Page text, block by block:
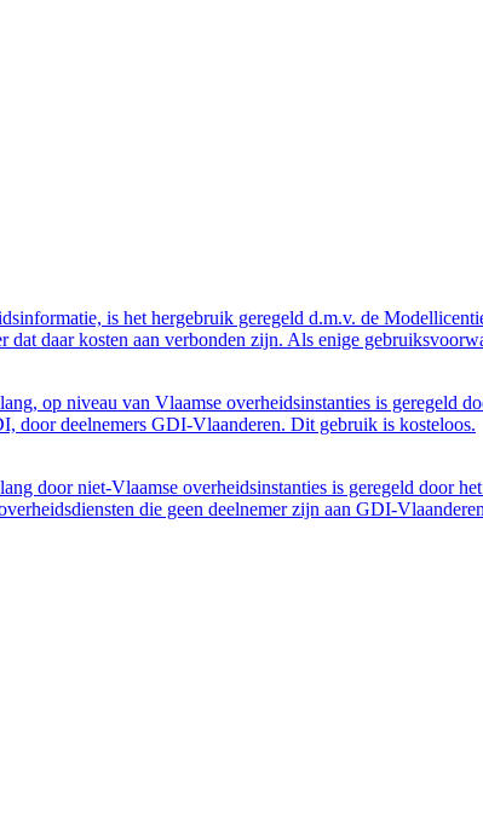
is het hergebruik geregeld d.m.v. de
daar kosten aan verbonden zijn. Als enige
op niveau van Vlaamse overheidsinstanties is geregeld
door deelnemers GDI-Vlaanderen. Dit gebruik is kosteloos.
door niet-Vlaamse overheidsinstanties is geregeld door
die geen deelnemer zijn aan GDI-